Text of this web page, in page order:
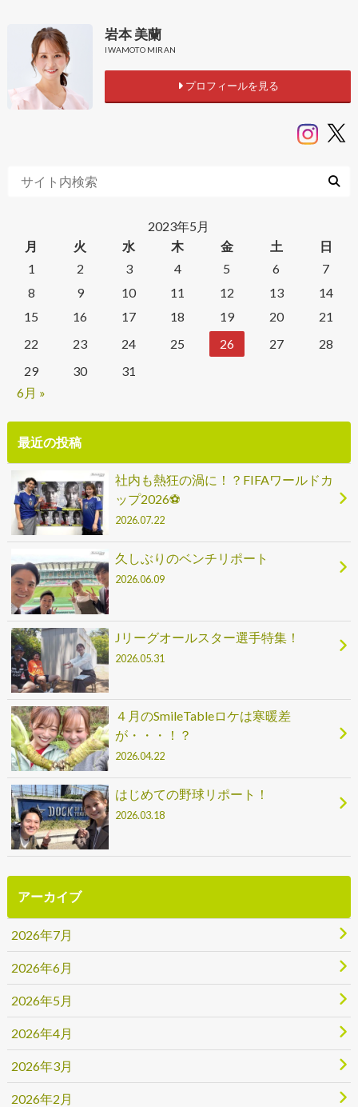
岩本 美蘭
IWAMOTO MIRAN
プロフィールを見る
2023年5月
月
火 水 木 金 土
日
1
2 3 4 5 6
7
8
9 10 11 12 13
14
15
16 17 18 19 20
21
22
23 24 25 26 27
28
29
30
31
6月 »
最近の投稿
社内も熱狂の渦に！？FIFAワールドカ
ップ2026⚽
2026.07.22
久しぶりのベンチリポート
2026.06.09
Jリーグオールスター選手特集！
2026.05.31
４月のSmileTableロケは寒暖差
が・・・！？
2026.04.22
はじめての野球リポート！
2026.03.18
アーカイブ
2026年7月
2026年6月
2026年5月
2026年4月
2026年3月
2026年2月